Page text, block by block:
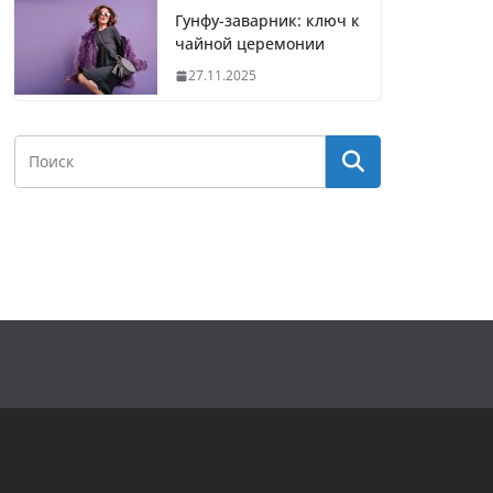
Гунфу-заварник: ключ к
чайной церемонии
27.11.2025